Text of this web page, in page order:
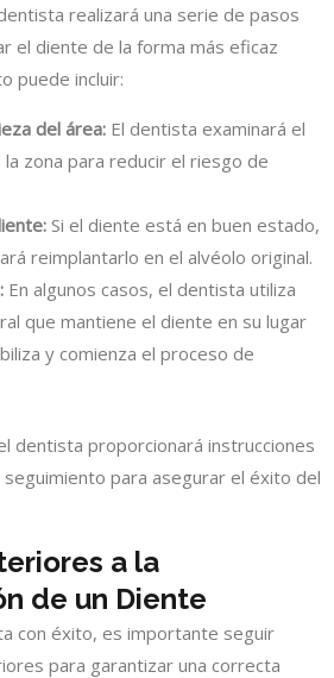
realizará una serie de pasos
el diente de la forma más eficaz
puede incluir:
del área: El dentista examinará el
zona para reducir el riesgo de
Si el diente está en buen estado,
reimplantarlo en el alvéolo original.
En algunos casos, el dentista utiliza
que mantiene el diente en su lugar
y comienza el proceso de
dentista proporcionará instrucciones
para asegurar el éxito del
a la
de un Diente
con éxito, es importante seguir
para garantizar una correcta